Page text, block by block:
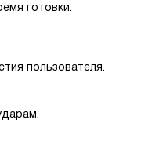
готовки.
пользователя.